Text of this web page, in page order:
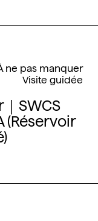
SWCS
(Réservoir
ne pas manquer
Visite guidée